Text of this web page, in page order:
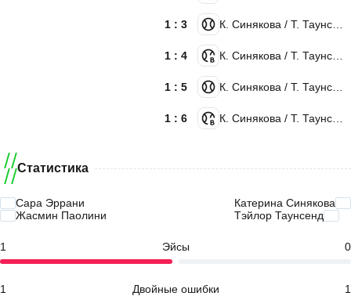
1 : 3
1 : 4
1 : 5
1 : 6
Статистика
Сара Эррани
Жасмин Паолини
Катерина Синякова
Тэйлор Таунсенд
1 Эйсы 0
1 Двойные ошибки 1